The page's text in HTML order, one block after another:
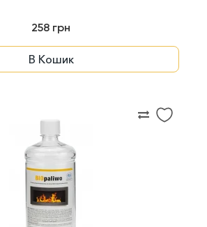
258 грн
В Кошик